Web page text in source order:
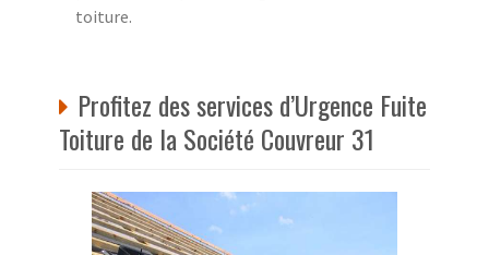
toiture.
Profitez des services d’Urgence Fuite
Toiture de la Société Couvreur 31